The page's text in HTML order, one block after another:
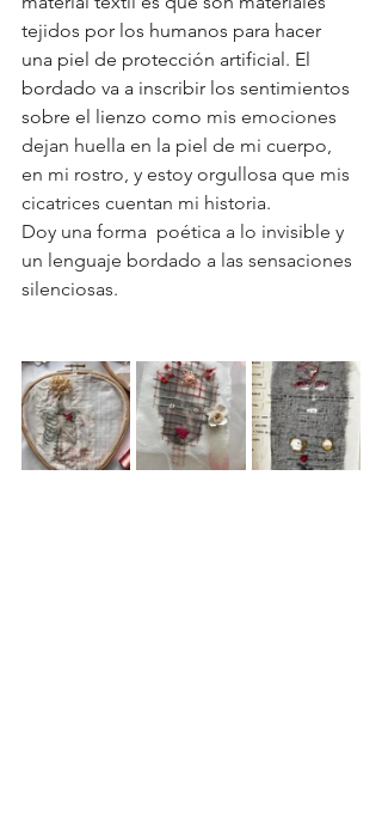
tejidos por los humanos para hacer
una piel de protección artificial. El
bordado va a inscribir los sentimientos
sobre el lienzo como mis emociones
dejan huella en la piel de mi cuerpo,
en mi rostro, y estoy orgullosa que mis
cicatrices cuentan mi historia.
Doy una forma  poética a lo invisible y
un lenguaje bordado a las sensaciones
silenciosas.